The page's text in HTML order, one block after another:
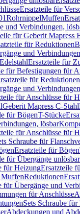
Ersatzteile für
RohrnippelMuffen
und Verbindungen,
für Geberit Mapress
für Reduktionen
und
Ersatzteile für
für Befestigungen für
für Reduktionen
und
für Anschlüsse für
Geberit Mapress C-Stahl
für BögenT-Stücke
lösbar
für Anschlüsse für
Schraube für
Ersatzteile für Bögen
für Übergänge unlösbar
für HeizungErsatzteile
MuffenReduktionen
für Übergänge und
für Anschlüsse
Sets Schraube
Abdeckungen und